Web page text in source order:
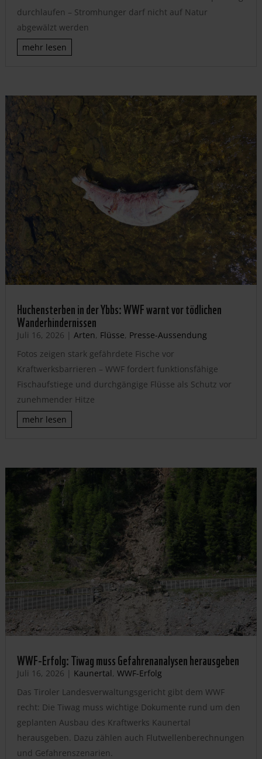
durchlaufen – Stromhunger darf nicht auf Natur
abgewälzt werden
mehr lesen
Huchensterben in der Ybbs: WWF warnt vor tödlichen
Wanderhindernissen
Juli 16, 2026 | Arten, Flüsse, Presse-Aussendung
Fotos zeigen stark gefährdete Fische vor
Kraftwerksbarrieren – WWF fordert funktionsfähige
Fischaufstiege und durchgängige Flüsse als Schutz vor
zunehmender Hitze
mehr lesen
WWF-Erfolg: Tiwag muss Gefahrenanalysen herausgeben
Juli 16, 2026 | Kaunertal, WWF-Erfolg
Das Tiroler Landesverwaltungsgericht gibt dem WWF
recht: Die Tiwag muss wichtige Dokumente rund um den
geplanten Ausbau des Kraftwerks Kaunertal
herausgeben. Dazu zählen auch Flutwellenberechnungen
und Gefahrenszenarien.